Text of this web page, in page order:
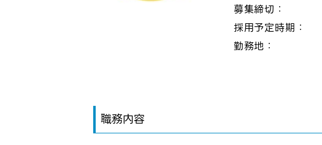
募集締切：
採用予定時期：
勤務地：
職務内容